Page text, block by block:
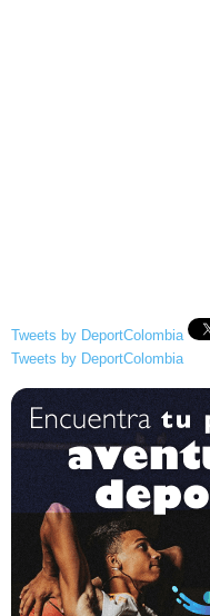
Tweets by DeportColombia
Tweets by DeportColombia